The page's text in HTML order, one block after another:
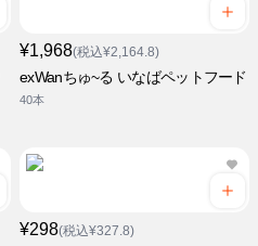
¥1,968(税込¥2,164.8)
exWanちゅ~る いなばペットフード
40本
¥298(税込¥327.8)